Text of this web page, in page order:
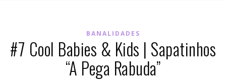
BANALIDADES
#7 Cool Babies & Kids | Sapatinhos
“A Pega Rabuda”